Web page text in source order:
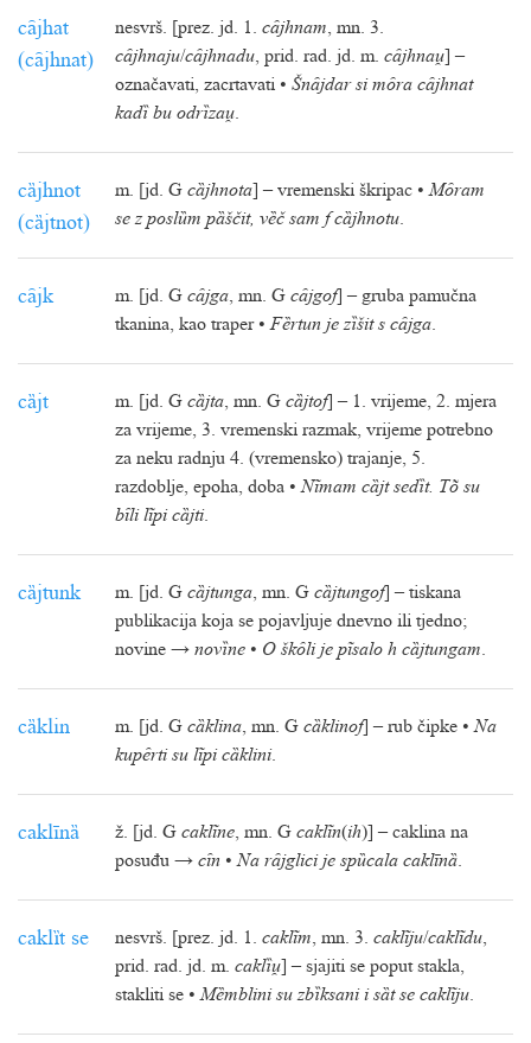
cȃjhat
(cȃjhnat)
nesvrš. [prez. jd. 1. cȃjhnam, mn. 3.
cȃjhnaju/cȃjhnadu, prid. rad. jd. m. cȃjhna ] –
označavati, zacrtavati • Šnȃjdar si mȏra cȃjhnat
kadȉ bu odrȉza.
cȁjhnot
(cȁjtnot)
m. [jd. G cȁjhnota ] – vremenski škripac •Mȏram
se z poslȕm pȁščit, vȅč sam f cȁjhnotu.
cȃjk m. [jd. G cȃjga, mn. G cȃjgof] – gruba pamučna
tkanina, kao traper •Fȅrtun je zȉšit s cȃjga.
cȁjt m. [jd. G cȁjta, mn. G cȁjtof] – 1. vrijeme, 2. mjera
za vrijeme, 3. vremenski razmak, vrijeme potrebno
za neku radnju 4. (vremensko) trajanje, 5.
razdoblje, epoha, doba •Nĩmam cȁjt sedȉt. Tõ su
bȋli lĩpi cȁjti.
cȁjtunk m. [jd. G cȁjtunga, mn. G cȁjtungof] – tiskana
publikacija koja se pojavljuje dnevno ili tjedno;
novine → novȉne • O škȏli je pĩsalo h cȁjtungam.
cȁklin m. [jd. G cȁklina, mn. G cȁklinof] – rub čipke •Na
kupȇrti su lĩpi cȁklini.
caklīnȁ ž. [jd. G caklĩne, mn. G caklĩn(ih )] – caklina na
posuđu → cȋn •Na rȃjglici je spȕcala caklīnȁ.
caklȉt se nesvrš. [prez. jd. 1. caklĩm, mn. 3. caklĩju/caklĩdu,
prid. rad. jd. m. caklȉ ] – sjajiti se poput stakla,
stakliti se •Mȅmblini su zbȉksani i sȁt se caklĩju.